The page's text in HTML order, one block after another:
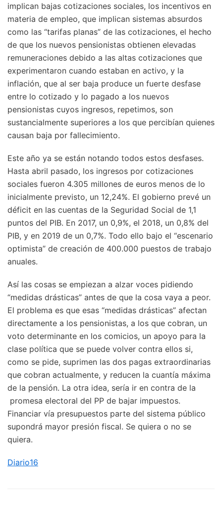
implican bajas cotizaciones sociales, los incentivos en
materia de empleo, que implican sistemas absurdos
como las “tarifas planas” de las cotizaciones, el hecho
de que los nuevos pensionistas obtienen elevadas
remuneraciones debido a las altas cotizaciones que
experimentaron cuando estaban en activo, y la
inflación, que al ser baja produce un fuerte desfase
entre lo cotizado y lo pagado a los nuevos
pensionistas cuyos ingresos, repetimos, son
sustancialmente superiores a los que percibían quienes
causan baja por fallecimiento.
Este año ya se están notando todos estos desfases.
Hasta abril pasado, los ingresos por cotizaciones
sociales fueron 4.305 millones de euros menos de lo
inicialmente previsto, un 12,24%. El gobierno prevé un
déficit en las cuentas de la Seguridad Social de 1,1
puntos del PIB. En 2017, un 0,9%, el 2018, un 0,8% del
PIB, y en 2019 de un 0,7%. Todo ello bajo el “escenario
optimista” de creación de 400.000 puestos de trabajo
anuales.
Así las cosas se empiezan a alzar voces pidiendo
“medidas drásticas” antes de que la cosa vaya a peor.
El problema es que esas “medidas drásticas” afectan
directamente a los pensionistas, a los que cobran, un
voto determinante en los comicios, un apoyo para la
clase política que se puede volver contra ellos si,
como se pide, suprimen las dos pagas extraordinarias
que cobran actualmente, y reducen la cuantía máxima
de la pensión. La otra idea, sería ir en contra de la
promesa electoral del PP de bajar impuestos.
Financiar vía presupuestos parte del sistema público
supondrá mayor presión fiscal. Se quiera o no se
quiera.
Diario16